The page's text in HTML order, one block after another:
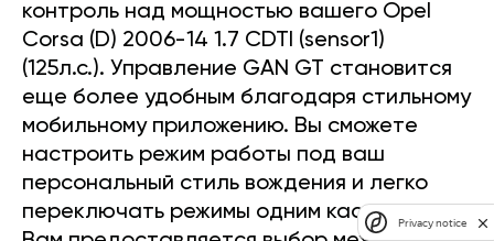
контроль над мощностью вашего Opel
Corsa (D) 2006-14 1.7 CDTI (sensor1)
(125л.с.). Управление GAN GT становится
еще более удобным благодаря стильному
мобильному приложению. Вы сможете
настроить режим работы под ваш
персональный стиль вождения и легко
переключать режимы одним касанием.Privacy notice